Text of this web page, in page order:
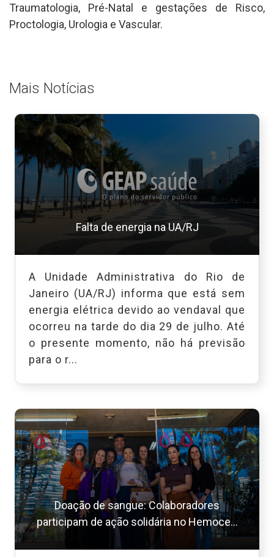
Traumatologia, Pré-Natal e gestações de Risco,
Proctologia, Urologia e Vascular.
Mais Notícias
Falta de energia na UA/RJ
A Unidade Administrativa do Rio de
Janeiro (UA/RJ) informa que está sem
energia elétrica devido ao vendaval que
ocorreu na tarde do dia 29 de julho. Até
o presente momento, não há previsão
para o r...
Doação de sangue: Colaboradores
participam de ação solidária no Hemoce...